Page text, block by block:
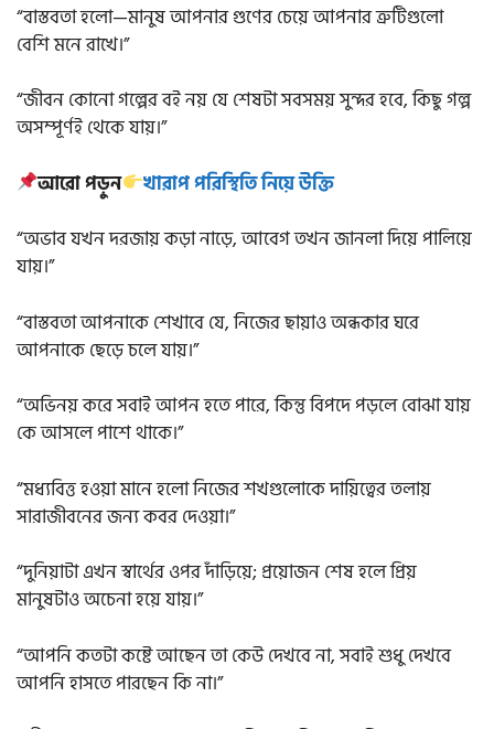
“বাস্তবতা হলো—মানুষ আপনার গুণের চেয়ে আপনার ত্রুটিগুলো
বেশি মনে রাখে।”
“জীবন কোনো গল্পের বই নয় যে শেষটা সবসময় সুন্দর হবে, কিছু গল্প
অসম্পূর্ণই থেকে যায়।”
আরো পড়ুন
খারাপ পরিস্থিতি নিয়ে উক্তি
“অভাব যখন দরজায় কড়া নাড়ে, আবেগ তখন জানলা দিয়ে পালিয়ে
যায়।”
“বাস্তবতা আপনাকে শেখাবে যে, নিজের ছায়াও অন্ধকার ঘরে
আপনাকে ছেড়ে চলে যায়।”
“অভিনয় করে সবাই আপন হতে পারে, কিন্তু বিপদে পড়লে বোঝা যায়
কে আসলে পাশে থাকে।”
“মধ্যবিত্ত হওয়া মানে হলো নিজের শখগুলোকে দায়িত্বের তলায়
সারাজীবনের জন্য কবর দেওয়া।”
“দুনিয়াটা এখন স্বার্থের ওপর দাঁড়িয়ে; প্রয়োজন শেষ হলে প্রিয়
মানুষটাও অচেনা হয়ে যায়।”
“আপনি কতটা কষ্টে আছেন তা কেউ দেখবে না, সবাই শুধু দেখবে
আপনি হাসতে পারছেন কি না।”